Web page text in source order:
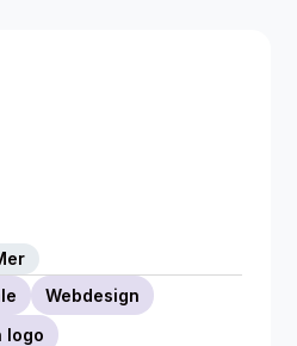
Webdesign
logo